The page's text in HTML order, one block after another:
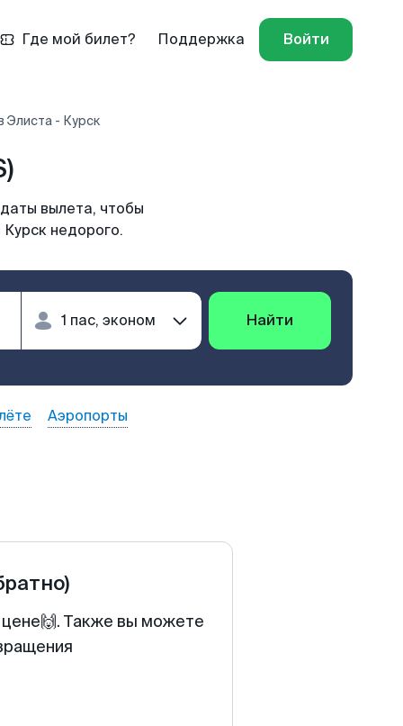
Где мой билет? Поддержка Войти
Элиста - Курск
вылета, чтобы
недорого.
Найти
Аэропорты
Также вы можете